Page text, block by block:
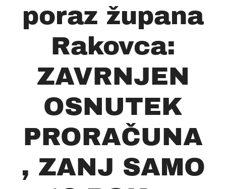
poraz župana
Rakovca:
ZAVRNJEN
OSNUTEK
PRORAČUNA
, ZANJ SAMO